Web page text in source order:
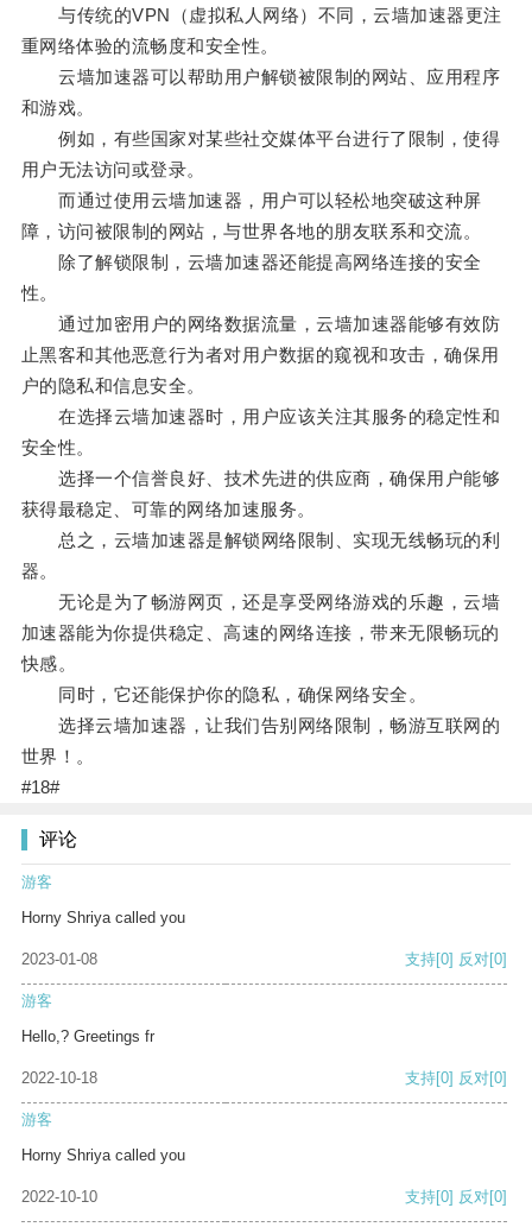
与传统的VPN（虚拟私人网络）不同，云墙加速器更注
重网络体验的流畅度和安全性。
云墙加速器可以帮助用户解锁被限制的网站、应用程序
和游戏。
例如，有些国家对某些社交媒体平台进行了限制，使得
用户无法访问或登录。
而通过使用云墙加速器，用户可以轻松地突破这种屏
障，访问被限制的网站，与世界各地的朋友联系和交流。
除了解锁限制，云墙加速器还能提高网络连接的安全
性。
通过加密用户的网络数据流量，云墙加速器能够有效防
止黑客和其他恶意行为者对用户数据的窥视和攻击，确保用
户的隐私和信息安全。
在选择云墙加速器时，用户应该关注其服务的稳定性和
安全性。
选择一个信誉良好、技术先进的供应商，确保用户能够
获得最稳定、可靠的网络加速服务。
总之，云墙加速器是解锁网络限制、实现无线畅玩的利
器。
无论是为了畅游网页，还是享受网络游戏的乐趣，云墙
加速器能为你提供稳定、高速的网络连接，带来无限畅玩的
快感。
同时，它还能保护你的隐私，确保网络安全。
选择云墙加速器，让我们告别网络限制，畅游互联网的
世界！。
#18#
评论
游客
Horny Shriya called you
2023-01-08 支持[0] 反对[0]
游客
Hello,? Greetings fr
2022-10-18 支持[0] 反对[0]
游客
Horny Shriya called you
2022-10-10 支持[0] 反对[0]